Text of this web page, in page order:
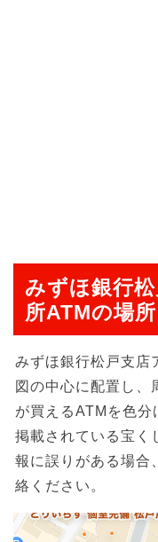
みずほ銀行
所ATMの場所
みずほ銀行松戸支店
図の中心に配置し、
が買えるATMを色分
掲載されている宝く
報に誤りがある場合、
絡ください。